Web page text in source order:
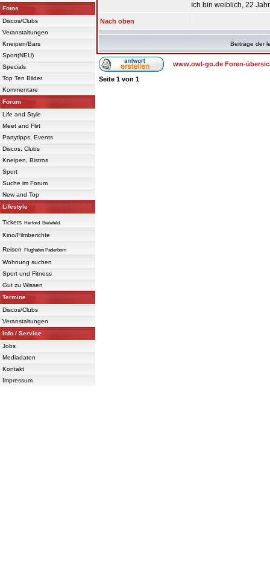
Fotos
Discos/Clubs
Veranstaltungen
Kneipen/Bars
Sport(NEU)
Specials
Top Ten Bilder
Kommentare
Forum
Life and Style
Meet and Flirt
Partytipps, Events
Discos, Clubs
Kneipen, Bistros
Sport
Suche im Forum
New and Top
Lifestyle
Tickets Herford Bielefeld
Kino/Filmberichte
Reisen Flughafen Paderborn
Wohnung suchen
Sport und Fitness
Gut zu Wissen
Termine
Discos/Clubs
Veranstaltungen
Info / Service
Jobs
Mediadaten
Kontakt
Impressum
Ich bin weiblich, 22
Nach oben
Beiträge der
www.owl-go.de Foren-
Seite 1 von 1